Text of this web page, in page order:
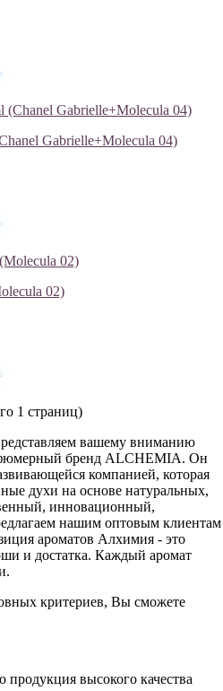
Gabrielle+Molecula 04)
02)
1 страниц)
вашему вниманию
бренд ALCHEMIA. Он
компанией, которая
духи на основе натуральных,
инновационный,
нашим оптовым клиентам
ароматов Алхимия - это
и достатка. Каждый аромат
критериев, Вы сможете
высокого качества